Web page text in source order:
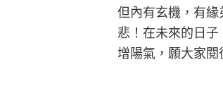
但內有玄機，有
悲！在未來的日
增陽氣，願大家